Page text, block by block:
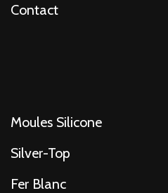
Contact
Moules Silicone
Silver-Top
Fer Blanc